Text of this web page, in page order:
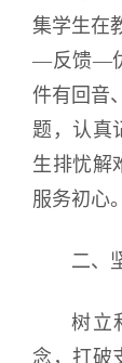
集学生在
—反馈—
件有回音
题，认真
生排忧解
服务初心。
二、
树立
念，打破